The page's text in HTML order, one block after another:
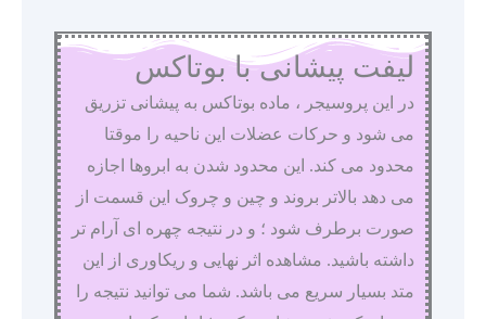
لیفت پیشانی با بوتاکس
در این پروسیجر ، ماده بوتاکس به پیشانی تزریق
می شود و حرکات عضلات این ناحیه را موقتا
محدود می کند. این محدود شدن به ابروها اجازه
می دهد بالاتر بروند و چین و چروک این قسمت از
صورت برطرف شود ؛ و در نتیجه چهره ای آرام تر
داشته باشید. مشاهده اثر نهایی و ریکاوری از این
متد بسیار سریع می باشد. شما می توانید نتیجه را